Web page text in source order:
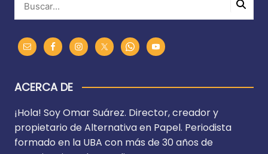
ACERCA DE
¡Hola! Soy Omar Suárez. Director, creador y
propietario de Alternativa en Papel. Periodista
formado en la UBA con más de 30 años de